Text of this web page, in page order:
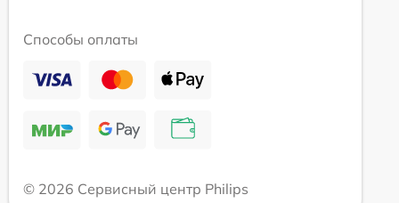
Способы оплаты
© 2026 Сервисный центр Philips